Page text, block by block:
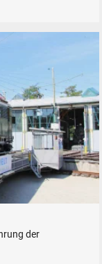
Lokwelt Freilassing.
der